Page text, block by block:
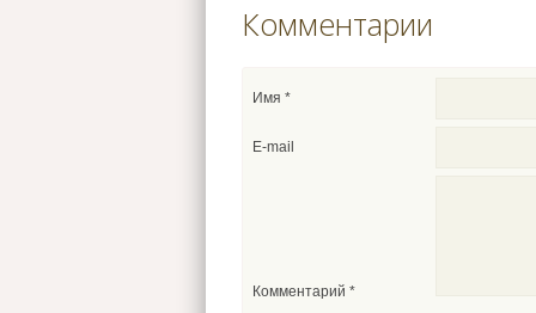
Комментарии
Имя *
E-mail
Комментарий *